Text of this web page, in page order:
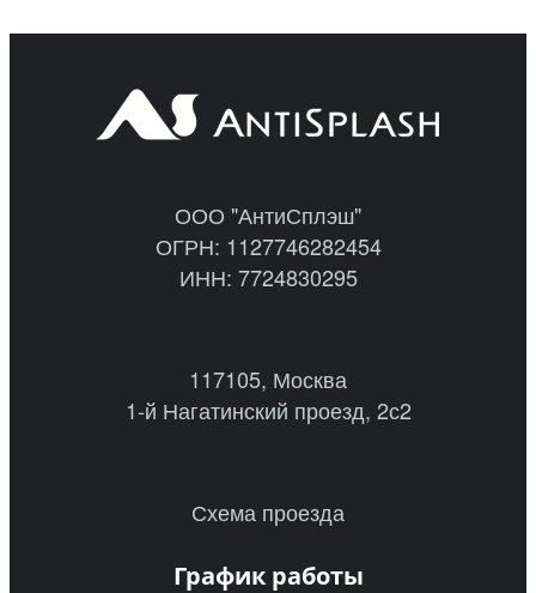
ООО "АнтиСплэш"
ОГРН: 1127746282454
ИНН: 7724830295
117105, Москва
1-й Нагатинский проезд, 2с2
Схема проезда
График работы